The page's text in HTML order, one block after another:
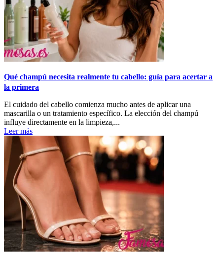
Qué champú necesita realmente tu cabello: guía para acertar a
la primera
El cuidado del cabello comienza mucho antes de aplicar una
mascarilla o un tratamiento específico. La elección del champú
influye directamente en la limpieza,...
Leer más